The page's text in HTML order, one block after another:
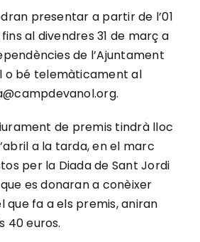
presentar a partir de l’01
al divendres 31 de març a
de l’Ajuntament
o bé telemàticament al
de premis tindrà lloc
a la tarda, en el marc
per la Diada de Sant Jordi
es donaran a conèixer
que fa a els premis, aniran
40 euros.